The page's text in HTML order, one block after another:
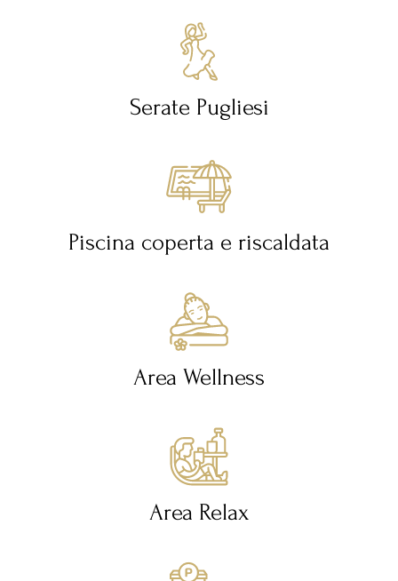
Serate Pugliesi
Piscina coperta e riscaldata
Area Wellness
Area Relax